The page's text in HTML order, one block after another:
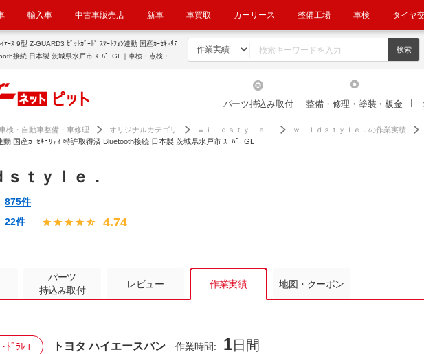
輸入車 中古車販売店 新車 車買取 カーリース 整備工場 車検 タイヤ
ｰﾄﾌｫﾝ連動 国産ｶｰｾｷｭﾘﾃ
接続 日本製 茨城県水戸市 ｽｰﾊﾟｰGL｜車検・点検・修
パーツ持込み取付 整備・修理・塗装・板金
検・自動車整備・車修理 オリジナルカテゴリ ｗｉｌｄｓｔｙｌｅ．
ｗｉｌｄｓｔｙｌｅ．の作業実績
動 国産ｶｰｾｷｭﾘﾃｨ 特許取得済 Bluetooth接続 日本製 茨城県水戸市 ｽｰﾊﾟｰGL
ｓｔｙｌｅ．
875件
22件 4.74
パーツ
持込み取付
レビュー 作業実績 地図・クーポン
ﾄﾞﾗﾚｺ トヨタ ハイエースバン 作業時間: 1日間